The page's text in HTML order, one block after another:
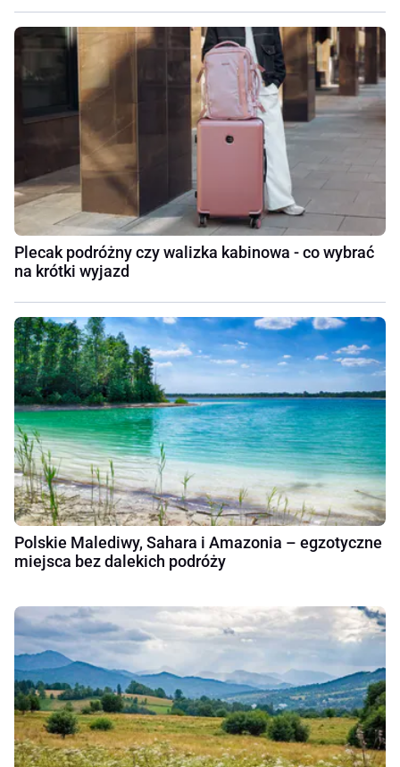
Plecak podróżny czy walizka kabinowa - co wybrać
na krótki wyjazd
Polskie Malediwy, Sahara i Amazonia – egzotyczne
miejsca bez dalekich podróży